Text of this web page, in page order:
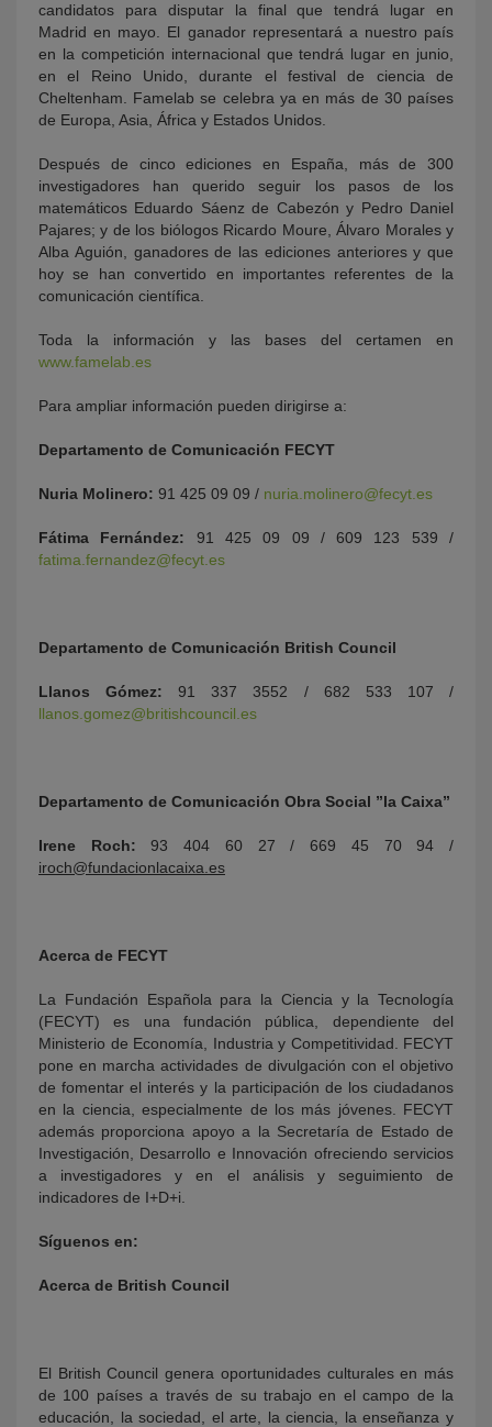
candidatos para disputar la final que tendrá lugar en
Madrid en mayo. El ganador representará a nuestro país
en la competición internacional que tendrá lugar en junio,
en el Reino Unido, durante el festival de ciencia de
Cheltenham. Famelab se celebra ya en más de 30 países
de Europa, Asia, África y Estados Unidos.
Después de cinco ediciones en España, más de 300
investigadores han querido seguir los pasos de los
matemáticos Eduardo Sáenz de Cabezón y Pedro Daniel
Pajares; y de los biólogos Ricardo Moure, Álvaro Morales y
Alba Aguión, ganadores de las ediciones anteriores y que
hoy se han convertido en importantes referentes de la
comunicación científica.
Toda la información y las bases del certamen en
www.famelab.es
Para ampliar información pueden dirigirse a:
Departamento de Comunicación FECYT
Nuria Molinero: 91 425 09 09 / nuria.molinero@fecyt.es
Fátima Fernández: 91 425 09 09 / 609 123 539 /
fatima.fernandez@fecyt.es
Departamento de Comunicación British Council
Llanos Gómez:91 337 3552 / 682 533 107 /
llanos.gomez@britishcouncil.es
Departamento de Comunicación Obra Social ”la Caixa”
Irene Roch: 93 404 60 27 / 669 45 70 94 /
iroch@fundacionlacaixa.es
Acerca de FECYT
La Fundación Española para la Ciencia y la Tecnología
(FECYT) es una fundación pública, dependiente del
Ministerio de Economía, Industria y Competitividad. FECYT
pone en marcha actividades de divulgación con el objetivo
de fomentar el interés y la participación de los ciudadanos
en la ciencia, especialmente de los más jóvenes. FECYT
además proporciona apoyo a la Secretaría de Estado de
Investigación, Desarrollo e Innovación ofreciendo servicios
a investigadores y en el análisis y seguimiento de
indicadores de I+D+i.
Síguenos en:
Acerca de British Council
El British Council genera oportunidades culturales en más
de 100 países a través de su trabajo en el campo de la
educación, la sociedad, el arte, la ciencia, la enseñanza y